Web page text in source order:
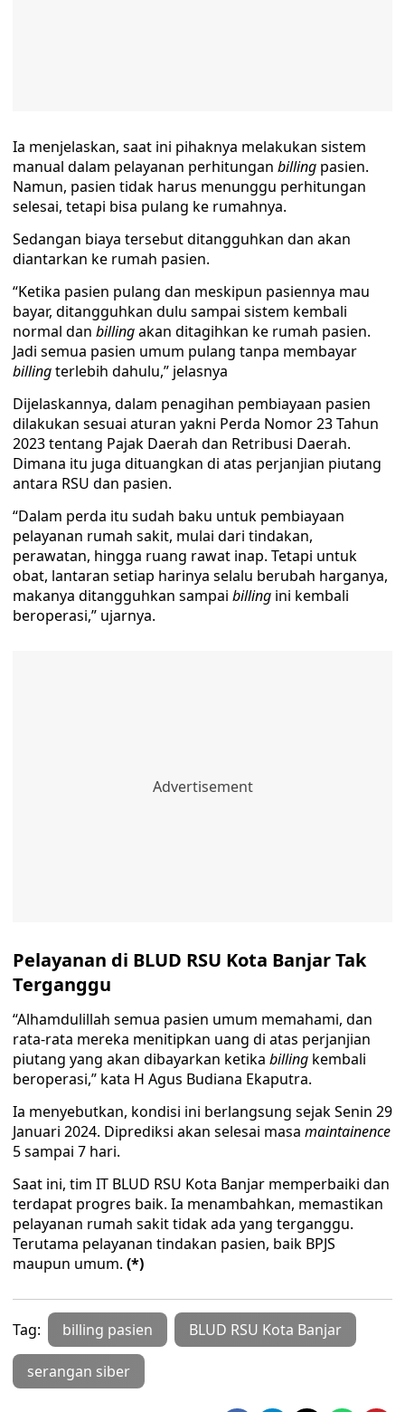
Ia menjelaskan, saat ini pihaknya melakukan sistem
manual dalam pelayanan perhitungan billing pasien.
Namun, pasien tidak harus menunggu perhitungan
selesai, tetapi bisa pulang ke rumahnya.
Sedangan biaya tersebut ditangguhkan dan akan
diantarkan ke rumah pasien.
“Ketika pasien pulang dan meskipun pasiennya mau
bayar, ditangguhkan dulu sampai sistem kembali
normal dan billingakan ditagihkan ke rumah pasien.
Jadi semua pasien umum pulang tanpa membayar
billingterlebih dahulu,” jelasnya
Dijelaskannya, dalam penagihan pembiayaan pasien
dilakukan sesuai aturan yakni Perda Nomor 23 Tahun
2023 tentang Pajak Daerah dan Retribusi Daerah.
Dimana itu juga dituangkan di atas perjanjian piutang
antara RSU dan pasien.
“Dalam perda itu sudah baku untuk pembiayaan
pelayanan rumah sakit, mulai dari tindakan,
perawatan, hingga ruang rawat inap. Tetapi untuk
obat, lantaran setiap harinya selalu berubah harganya,
makanya ditangguhkan sampai billing ini kembali
beroperasi,” ujarnya.
Pelayanan di BLUD RSU Kota Banjar Tak
Terganggu
“Alhamdulillah semua pasien umum memahami, dan
rata-rata mereka menitipkan uang di atas perjanjian
piutang yang akan dibayarkan ketika billing kembali
beroperasi,” kata H Agus Budiana Ekaputra.
Ia menyebutkan, kondisi ini berlangsung sejak Senin 29
Januari 2024. Diprediksi akan selesai masa maintainence
5 sampai 7 hari.
Saat ini, tim IT BLUD RSU Kota Banjar memperbaiki dan
terdapat progres baik. Ia menambahkan, memastikan
pelayanan rumah sakit tidak ada yang terganggu.
Terutama pelayanan tindakan pasien, baik BPJS
maupun umum. (*)
Tag: billing pasien BLUD RSU Kota Banjar
serangan siber